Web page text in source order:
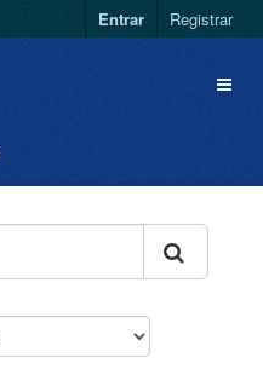
Entrar Registrar